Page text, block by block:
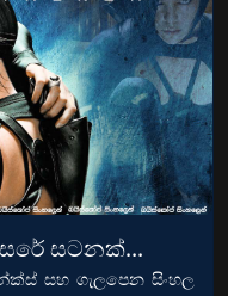
සටනක්…
සහ ගැලපෙන සිංහල